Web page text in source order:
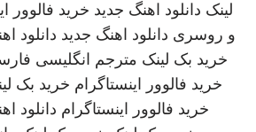
لینک دانلود اهنگ جدید خرید فالوور
و روسری دانلود اهنگ جدید دانلود
خرید بک لینک مترجم انگلیسی
خرید فالوور اینستاگرام خرید بک
خرید فالوور اینستاگرام دانلود